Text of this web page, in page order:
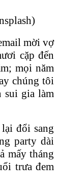
mời vợ
cặp đến
mọi năm
chúng tôi
sui gia làm
đổi sang
party dài
mấy tháng
trưa đem